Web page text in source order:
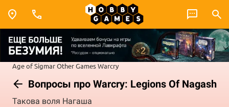
Age of SigmarOther GamesWarcry
Вопросы про Warcry: Legions Of Nagash
Такова воля Нагаша